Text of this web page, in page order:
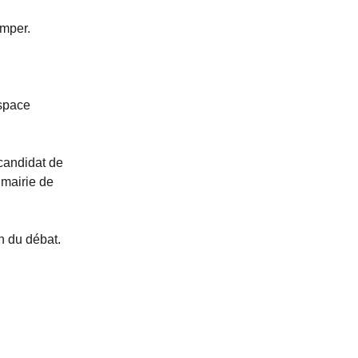
de
de
du débat.